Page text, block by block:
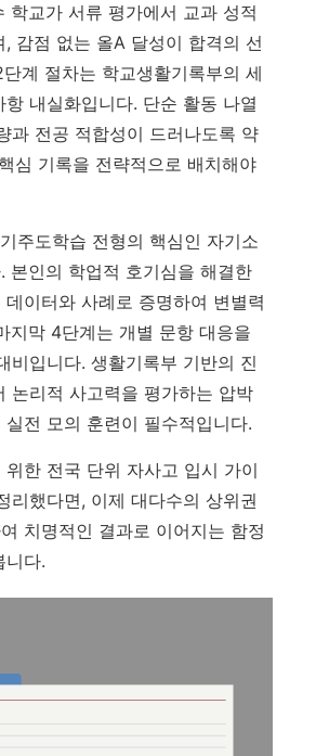
학교가 서류 평가에서 교과 성적
, 감점 없는 올A 달성이 합격의 선
계 절차는 학교생활기록부의 세
내실화입니다. 단순 활동 나열
과 전공 적합성이 드러나도록 약
심 기록을 전략적으로 배치해야
주도학습 전형의 핵심인 자기소
본인의 학업적 호기심을 해결한
이터와 사례로 증명하여 변별력
지막 4단계는 개별 문항 대응을
비입니다. 생활기록부 기반의 진
논리적 사고력을 평가하는 압박
전 모의 훈련이 필수적입니다.
위한 전국 단위 자사고 입시 가이
리했다면, 이제 대다수의 상위권
치명적인 결과로 이어지는 함정
니다.